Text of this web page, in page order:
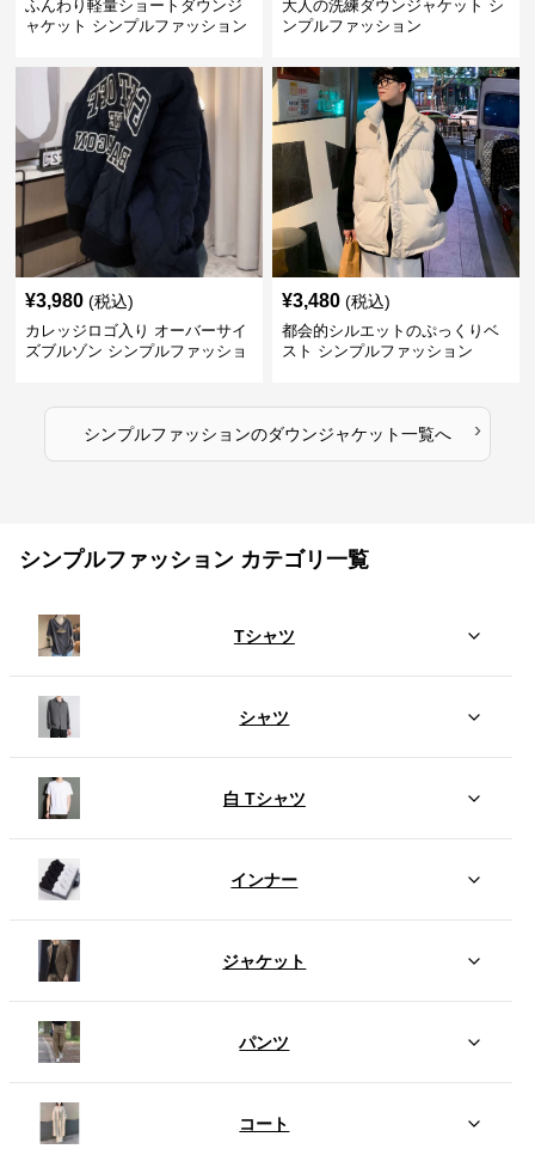
ふんわり軽量ショートダウンジ
ャケット シンプルファッション
大人の洗練ダウンジャケット シ
ンプルファッション
¥3,980 (税込)
カレッジロゴ入り オーバーサイ
ズブルゾン シンプルファッショ
¥3,480 (税込)
都会的シルエットのぷっくりベ
スト シンプルファッション
シンプルファッションのダウンジャケット一覧へ ›
シンプルファッション カテゴリ一覧
Tシャツ
シャツ
白 Tシャツ
インナー
ジャケット
パンツ
コート